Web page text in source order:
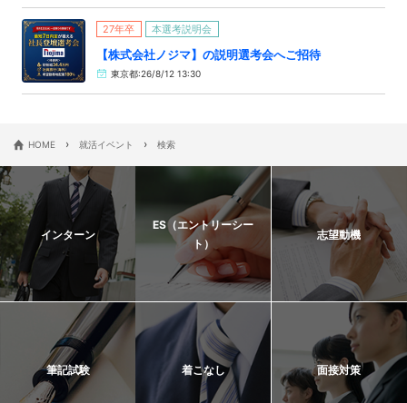
27年卒 本選考説明会
【株式会社ノジマ】の説明選考会へご招待
東京都:26/8/12 13:30
HOME › 就活イベント › 検索
インターン
ES（エントリーシー
ト）
志望動機
筆記試験 着こなし 面接対策